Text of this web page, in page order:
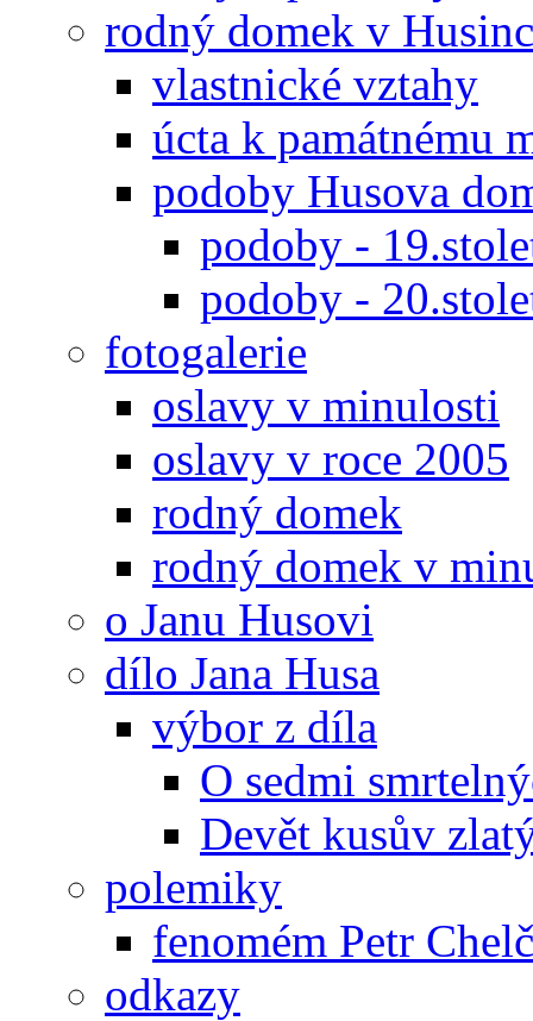
rodný domek v
vlastnické vztahy
úcta k památnému
podoby Husova
podoby -
podoby -
fotogalerie
oslavy v minulosti
oslavy v roce 2005
rodný domek
rodný domek v
o Janu Husovi
dílo Jana Husa
výbor z díla
O sedmi
Devět kusův
polemiky
fenomém Petr
odkazy